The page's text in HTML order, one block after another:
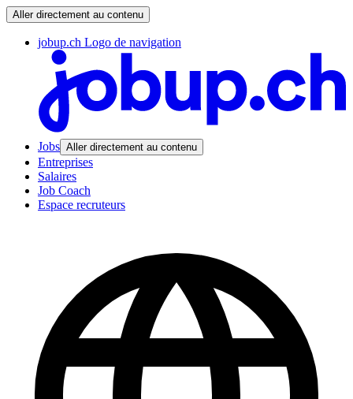
Aller directement au contenu
jobup.ch Logo de navigation
Jobs Aller directement au contenu
Entreprises
Salaires
Job Coach
Espace recruteurs